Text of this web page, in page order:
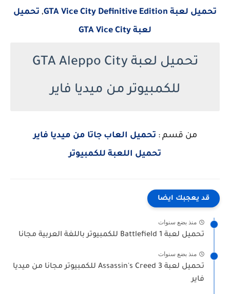
تحميل لعبة GTA Vice City Definitive Edition , تحميل
لعبة GTA Vice City
تحميل لعبة GTA Aleppo City
للكمبيوتر من ميديا فاير
من قسم : تحميل العاب جاتا من ميديا فاير
تحميل اللعبة للكمبيوتر
قد يعجبك ايضا
منذ بضع سنوات
تحميل لعبة Battlefield 1 للكمبيوتر باللغة العربية مجانا
منذ بضع سنوات
تحميل لعبة Assassin's Creed 3 للكمبيوتر مجانا من ميديا
فاير